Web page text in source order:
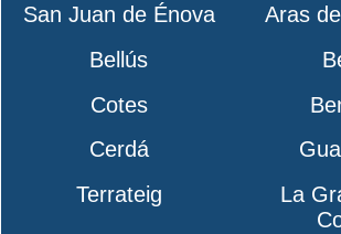
San Juan de Énova
Aras
Bellús
Cotes
Cerdá
Terrateig
La